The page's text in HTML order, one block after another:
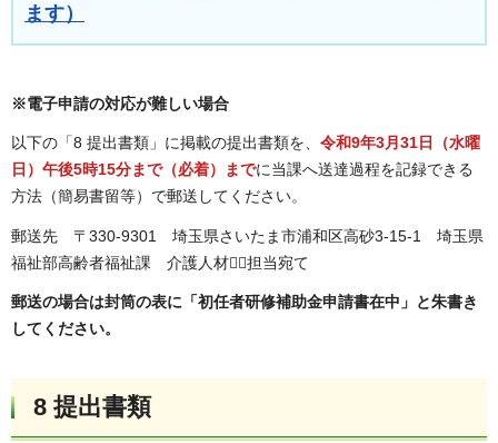
ます）
※電子申請の対応が難しい場合
以下の「8 提出書類」に掲載の提出書類を、 令和9年3月31日（水曜
日）午後5時15分まで（必着）までに当課へ送達過程を記録できる
方法（簡易書留等）で郵送してください。
郵送先 〒330-9301 埼玉県さいたま市浦和区高砂3-15-1 埼玉県
福祉部高齢者福祉課 介護人材担当宛て
郵送の場合は封筒の表に「初任者研修補助金申請書在中」と朱書き
してください。
8 提出書類